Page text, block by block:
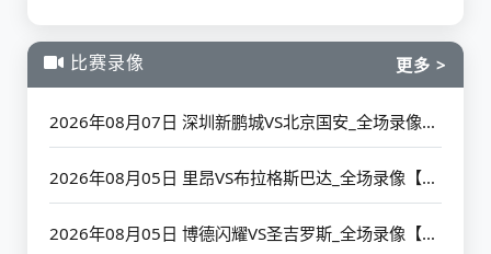
比赛录像 更多 >
2026年08月07日 深圳新鹏城VS北京国安_全场录像【高清回放】
2026年08月05日 里昂VS布拉格斯巴达_全场录像【高清回放】
2026年08月05日 博德闪耀VS圣吉罗斯_全场录像【高清回放】